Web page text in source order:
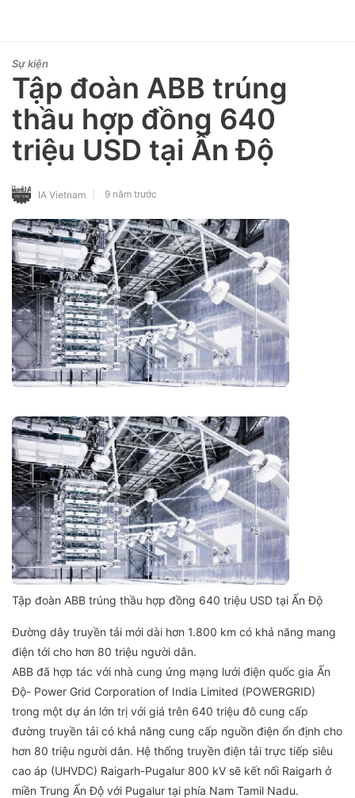
Sự kiện
Tập đoàn ABB trúng
thầu hợp đồng 640
triệu USD tại Ấn Độ
IA Vietnam 9 năm trước
Tập đoàn ABB trúng thầu hợp đồng 640 triệu USD tại Ấn Độ
Đường dây truyền tải mới dài hơn 1.800 km có khả năng mang
điện tới cho hơn 80 triệu người dân.
ABB đã hợp tác với nhà cung ứng mạng lưới điện quốc gia Ấn
Độ- Power Grid Corporation of India Limited (POWERGRID)
trong một dự án lớn trị với giá trên 640 triệu đô cung cấp
đường truyền tải có khả năng cung cấp nguồn điện ổn định cho
hơn 80 triệu người dân. Hệ thống truyền điện tải trực tiếp siêu
cao áp (UHVDC) Raigarh-Pugalur 800 kV sẽ kết nối Raigarh ở
miền Trung Ấn Độ với Pugalur tại phía Nam Tamil Nadu.